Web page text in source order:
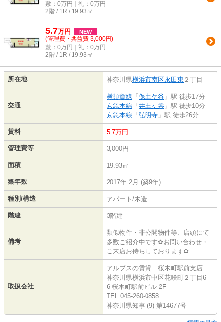
敷：0万円｜礼：0万円
2階 / 1R / 19.93㎡
5.7万円 NEW
(管理費・共益費 3,000円)
敷：0万円｜礼：0万円
2階 / 1R / 19.93㎡
所在地 神奈川県横浜市南区永田東 ２丁目
交通
横須賀線 「 保土ケ谷 」駅 徒歩17分
京急本線 「 井土ヶ谷 」駅 徒歩10分
京急本線 「 弘明寺 」駅 徒歩26分
賃料 5.7万円
管理費等 3,000円
面積 19.93㎡
築年数 2017年 2月 (築9年)
種別/構造 アパート/木造
階建 3階建
備考
類似物件・非公開物件等、店頭にて
多数ご紹介中です✿お問い合わせ・
ご来店お待ちしております✿
取扱会社
アルプスの賃貸 桜木町駅前支店
神奈川県横浜市中区花咲町２丁目6
6 桜木町駅前ビル 2F
TEL:045-260-0858
神奈川県知事 (9) 第14677号